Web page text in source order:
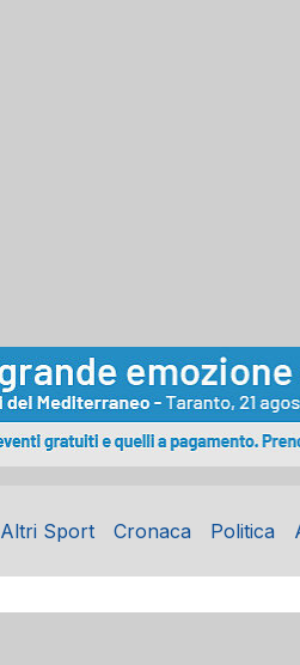
Altri Sport Cronaca Politica